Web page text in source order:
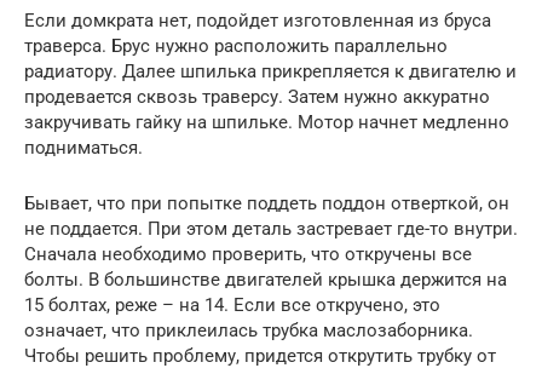
Если домкрата нет, подойдет изготовленная из бруса
траверса. Брус нужно расположить параллельно
радиатору. Далее шпилька прикрепляется к двигателю и
продевается сквозь траверсу. Затем нужно аккуратно
закручивать гайку на шпильке. Мотор начнет медленно
подниматься.
Бывает, что при попытке поддеть поддон отверткой, он
не поддается. При этом деталь застревает где-то внутри.
Сначала необходимо проверить, что откручены все
болты. В большинстве двигателей крышка держится на
15 болтах, реже – на 14. Если все откручено, это
означает, что приклеилась трубка маслозаборника.
Чтобы решить проблему, придется открутить трубку от